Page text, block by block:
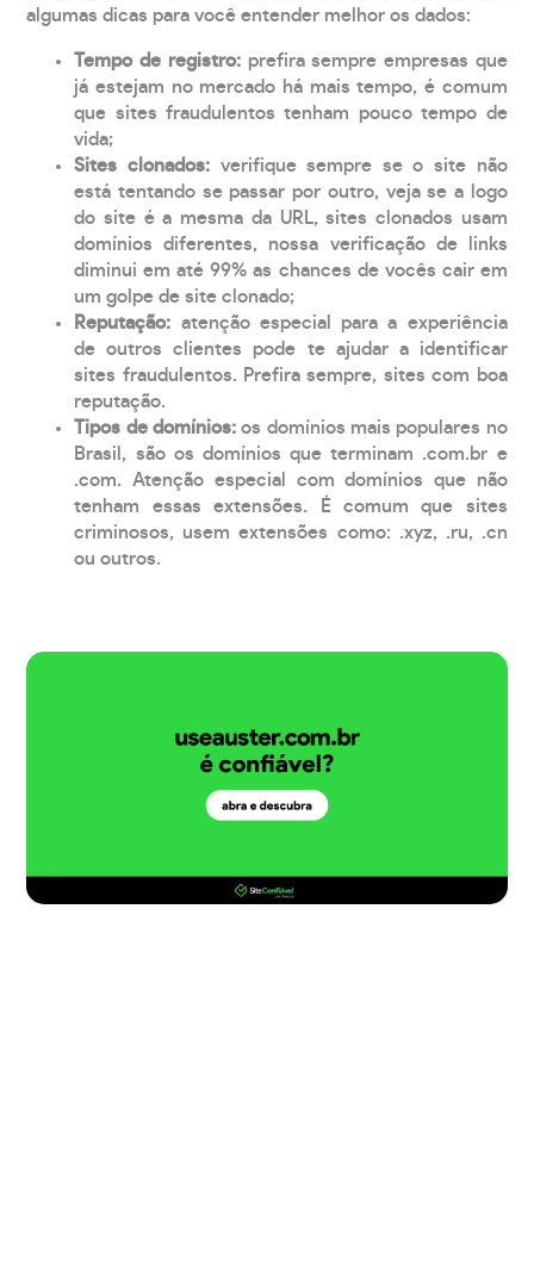
algumas dicas para você entender melhor os dados:
Tempo de registro: prefira sempre empresas que
já estejam no mercado há mais tempo, é comum
que sites fraudulentos tenham pouco tempo de
vida;
Sites clonados: verifique sempre se o site não
está tentando se passar por outro, veja se a logo
do site é a mesma da URL, sites clonados usam
domínios diferentes, nossa verificação de links
diminui em até 99% as chances de vocês cair em
um golpe de site clonado;
Reputação: atenção especial para a experiência
de outros clientes pode te ajudar a identificar
sites fraudulentos. Prefira sempre, sites com boa
reputação.
Tipos de domínios:os domínios mais populares no
Brasil, são os domínios que terminam .com.br e
.com. Atenção especial com domínios que não
tenham essas extensões. É comum que sites
criminosos, usem extensões como: .xyz, .ru, .cn
ou outros.